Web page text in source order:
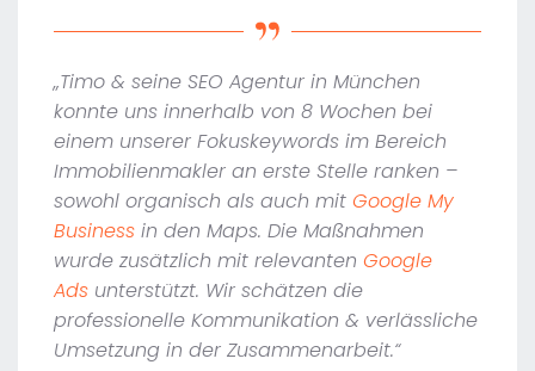
„Timo & seine SEO Agentur in München
konnte uns innerhalb von 8 Wochen bei
einem unserer Fokuskeywords im Bereich
Immobilienmakler an erste Stelle ranken –
sowohl organisch als auch mit Google My
Business in den Maps. Die Maßnahmen
wurde zusätzlich mit relevanten Google
Ads unterstützt. Wir schätzen die
professionelle Kommunikation & verlässliche
Umsetzung in der Zusammenarbeit.“